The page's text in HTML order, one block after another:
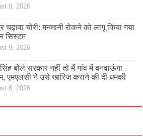
9, 2026
चढ़ावा चोरी: मनमानी रोकने को लागू किया गया
सिस्टम
9, 2026
बोले सरकार नहीं तो मैं गांव में बनवाऊंगा
एमएलसी ने उसे खारिज कराने की दी धमकी
8, 2026